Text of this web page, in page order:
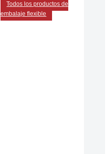
Todos los productos de
embalaje flexible